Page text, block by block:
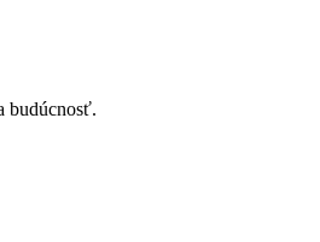
budúcnosť.